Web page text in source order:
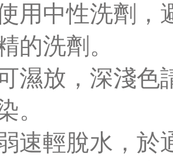
用中性洗劑，
的洗劑。
濕放，深淺色
。
速輕脫水，於